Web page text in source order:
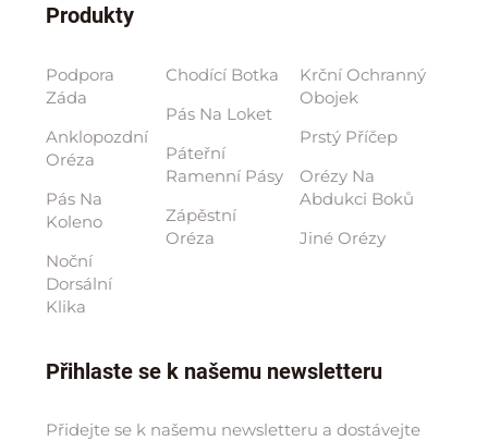
Produkty
Podpora
Záda
Anklopozdní
Oréza
Pás Na
Koleno
Noční
Dorsální
Klika
Chodící Botka
Pás Na Loket
Páteřní
Ramenní Pásy
Zápěstní
Oréza
Krční Ochranný
Obojek
Prstý Příčep
Orézy Na
Abdukci Boků
Jiné Orézy
Přihlaste se k našemu newsletteru
Přidejte se k našemu newsletteru a dostávejte